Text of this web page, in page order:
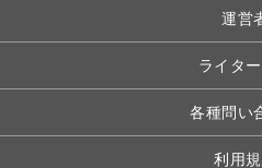
運営
ライタ
各種問い
利用